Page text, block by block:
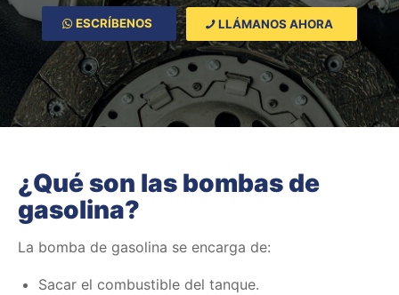
ESCRÍBENOS LLÁMANOS AHORA
¿Qué son las bombas de
gasolina?
La bomba de gasolina se encarga de:
Sacar el combustible del tanque.